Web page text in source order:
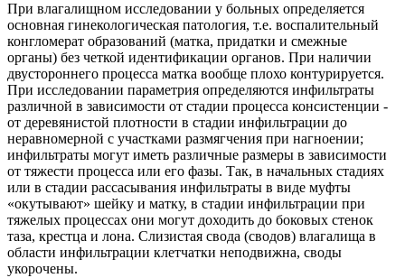
При влагалищном исследовании у больных определяется
основная гинекологическая патология, т.е. воспалительный
конгломерат образований (матка, придатки и смежные
органы) без четкой идентификации органов. При наличии
двустороннего процесса матка вообще плохо контурируется.
При исследовании параметрия определяются инфильтраты
различной в зависимости от стадии процесса консистенции -
от деревянистой плотности в стадии инфильтрации до
неравномерной с участками размягчения при нагноении;
инфильтраты могут иметь различные размеры в зависимости
от тяжести процесса или его фазы. Так, в начальных стадиях
или в стадии рассасывания инфильтраты в виде муфты
«окутывают» шейку и матку, в стадии инфильтрации при
тяжелых процессах они могут доходить до боковых стенок
таза, крестца и лона. Слизистая свода (сводов) влагалища в
области инфильтрации клетчатки неподвижна, своды
укорочены.